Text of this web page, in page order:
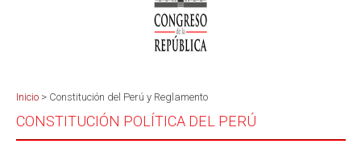
Inicio > Constitución del Perú y Reglamento
CONSTITUCIÓN POLÍTICA DEL PERÚ